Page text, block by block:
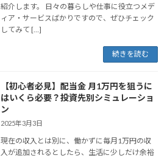
紹介します。 日々の暮らしや仕事に役立つメデ
ィア・サービスばかりですので、ぜひチェック
してみて […]
続きを読む
【初心者必見】配当金 月1万円を狙うに
はいくら必要？投資先別シミュレーショ
ン
2025年3月3日
現在の収入とは別に、働かずに毎月1万円の収
入が追加されるとしたら、生活に少しだけ余裕